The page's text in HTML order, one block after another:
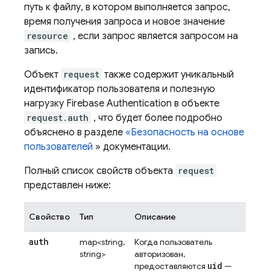
путь к файлу, в котором выполняется запрос,
время получения запроса и новое значение
resource , если запрос является запросом на
запись.
Объект request также содержит уникальный
идентификатор пользователя и полезную
нагрузку Firebase Authentication в объекте
request.auth , что будет более подробно
объяснено в разделе «Безопасность на основе
пользователей » документации.
Полный список свойств объекта request
представлен ниже:
Свойство Тип Описание
auth
map<string,
string>
Когда пользователь
авторизован,
предоставляются uid —